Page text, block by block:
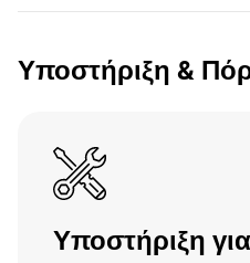
Υποστήριξη &
Υποστήριξη